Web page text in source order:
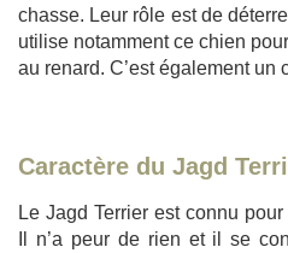
chasse. Leur rôle est de
utilise notamment ce chien
au renard. C’est également un
Caractère du Jagd
Le Jagd Terrier est connu
Il n’a peur de rien et il se